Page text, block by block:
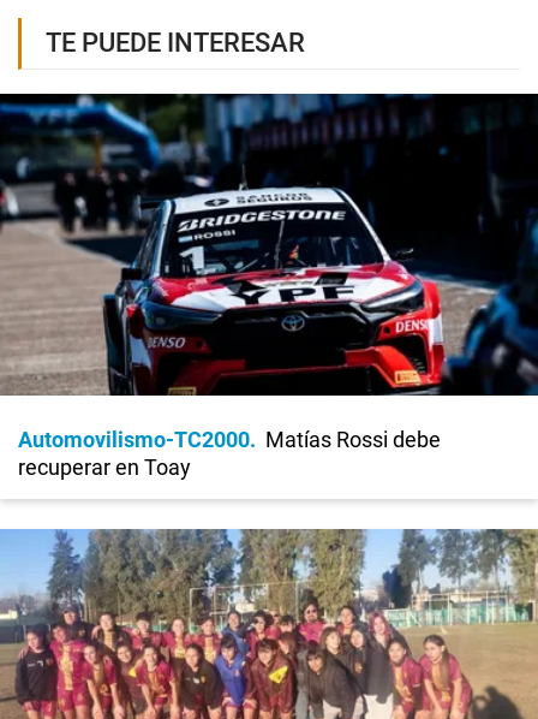
TE PUEDE INTERESAR
Automovilismo-TC2000
Matías Rossi debe
recuperar en Toay